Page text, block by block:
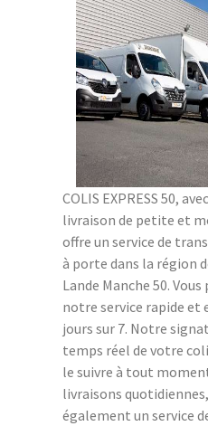
COLIS EXPRESS 50,
livraison de petite et
offre un service de
à porte dans la région
Lande Manche 50.
notre service rapide et
jours sur 7. Notre
temps réel de votre
le suivre à tout
livraisons
également un service